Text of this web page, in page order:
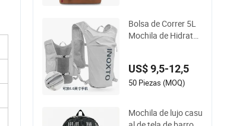
Bolsa de Correr 5L
Mochila de Hidratac
rtes al Aire Libre Mo
chila para Maratón
ontar Bolsa de Agu
US$ 9,5-12,5
50 Piezas (MOQ)
Mochila de lujo casu